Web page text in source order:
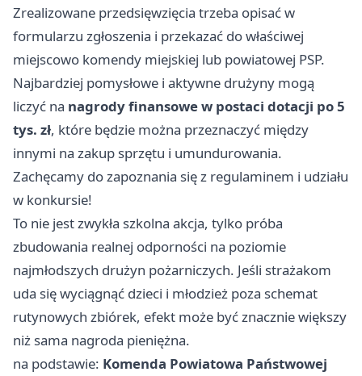
Zrealizowane przedsięwzięcia trzeba opisać w
formularzu zgłoszenia i przekazać do właściwej
miejscowo komendy miejskiej lub powiatowej PSP.
Najbardziej pomysłowe i aktywne drużyny mogą
liczyć na nagrody finansowe w postaci dotacji po 5
tys. zł, które będzie można przeznaczyć między
innymi na zakup sprzętu i umundurowania.
Zachęcamy do zapoznania się z regulaminem i udziału
w konkursie!
To nie jest zwykła szkolna akcja, tylko próba
zbudowania realnej odporności na poziomie
najmłodszych drużyn pożarniczych. Jeśli strażakom
uda się wyciągnąć dzieci i młodzież poza schemat
rutynowych zbiórek, efekt może być znacznie większy
niż sama nagroda pieniężna.
na podstawie: Komenda Powiatowa Państwowej